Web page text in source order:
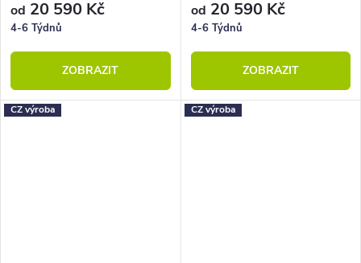
od 20 590 Kč
4-6 Týdnů
ZOBRAZIT
od 20 590 Kč
4-6 Týdnů
ZOBRAZIT
CZ výroba CZ výroba